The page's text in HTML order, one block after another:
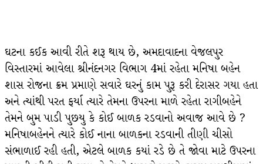
ઘટના કઈક આવી રીતે શરૂ થાય છે, અમદાવાદના વેજલપુર
વિસ્તારમાં આવેલા શ્રીનંદનગર વિભાગ 4માં રહેતા મનિષા બહેન
શાસ રોજના ક્રમ પ્રમાણે સવારે ઘરનું કામ પુરૂ કરી દેરાસર ગયા હતા
અને ત્યાંથી પરત ફર્યા ત્યારે તેમના ઉપરના માળે રહેતા રાગીબહેને
તેમને બુમ પાડી પુછયુ કે કોઈ બાળક રડવાનો અવાજ આવે છે ?
મનિષાબહેનને ત્યારે કોઈ નાના બાળકના રડવાની તીણી ચીસો
સંભાળાઈ રહી હતી, એટલે બાળક કયાં રડે છે તે જોવા માટે ઉપરના